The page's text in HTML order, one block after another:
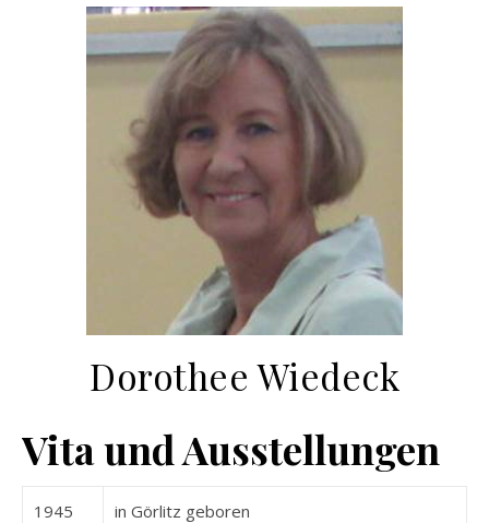
Dorothee Wiedeck
Vita und Ausstellungen
1945 in Görlitz geboren